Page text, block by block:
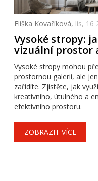
Eliška Kovaříková, lis, 16
Vysoké stropy:
vizuální prostor
malém bytě
Vysoké stropy mohou
prostornou galerii, ale
zařídíte. Zjistěte, jak
kreativního, útulného a
efektivního prostoru.
ZOBRAZIT VÍCE